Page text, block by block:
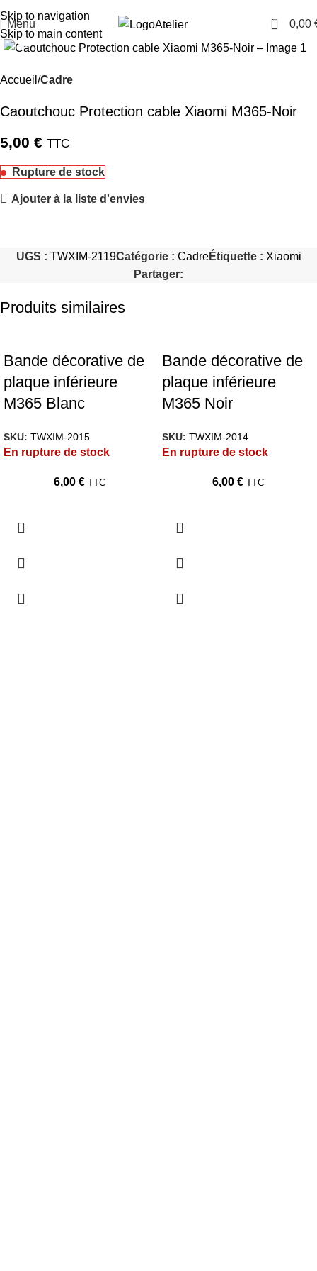
Skip to navigation
Skip to main content
Menu Atelier 0 0,00
Cliquez pour agrandir
Accueil Cadre
Caoutchouc Protection cable Xiaomi M365-Noir
5,00 € TTC
Rupture de stock
Ajouter à la liste d'envies
UGS : TWXIM-2119Catégorie : CadreÉtiquette : Xiaomi
Partager:
Produits similaires
Bande décorative de
plaque inférieure
M365 Blanc
SKU: TWXIM-2015
En rupture de stock
6,00 € TTC
Bande décorative de
plaque inférieure
M365 Noir
SKU: TWXIM-2014
En rupture de stock
6,00 € TTC